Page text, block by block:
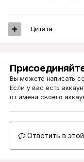
Цитата
Вы можете написать
Если у вас есть
от имени своего
Ответить в